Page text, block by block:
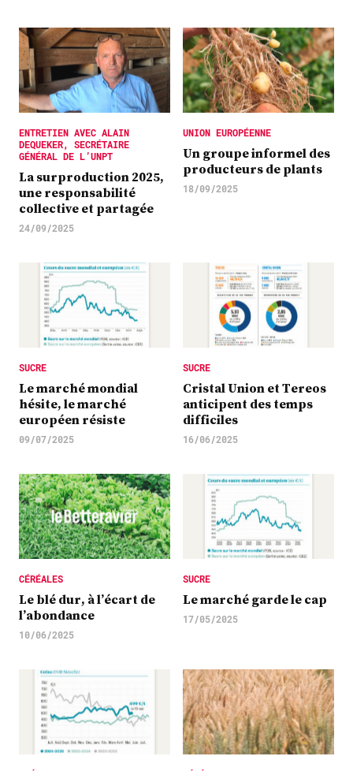
ENTRETIEN AVEC ALAIN
DEQUEKER, SECRÉTAIRE
GÉNÉRAL DE L’UNPT
La surproduction 2025,
une responsabilité
collective et partagée
24/09/2025
UNION EUROPÉENNE
Un groupe informel des
producteurs de plants
18/09/2025
SUCRE
Le marché mondial
hésite, le marché
européen résiste
09/07/2025
SUCRE
Cristal Union et Tereos
anticipent des temps
difficiles
16/06/2025
CÉRÉALES
Le blé dur, à l’écart de
l’abondance
10/06/2025
SUCRE
Le marché garde le cap
17/05/2025